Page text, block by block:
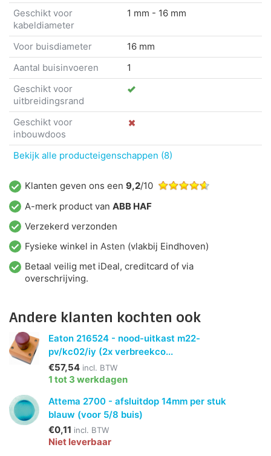
Geschikt voor
kabeldiameter
1 mm - 16 mm
Voor buisdiameter
16 mm
Aantal buisinvoeren
1
Geschikt voor
uitbreidingsrand
Geschikt voor
inbouwdoos
Bekijk alle producteigenschappen (8)
Klanten geven ons een 9,2/10
A-merk product van ABB HAF
Verzekerd verzonden
Fysieke winkel in Asten (vlakbij Eindhoven)
Betaal veilig met iDeal, creditcard of via
overschrijving.
Andere klanten kochten ook
Eaton 216524 - nood-uitkast m22-
pv/kc02/iy (2x verbreekco...
€57,54 incl. BTW
1 tot 3 werkdagen
Attema 2700 - afsluitdop 14mm per stuk
blauw (voor 5/8 buis)
€0,11 incl. BTW
Niet leverbaar